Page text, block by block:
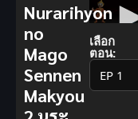
เลือก
ตอน:
Nurarihyon
no
Mago
Sennen
Makyou